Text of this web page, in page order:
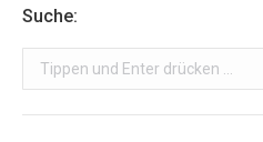
Suche:
Search: